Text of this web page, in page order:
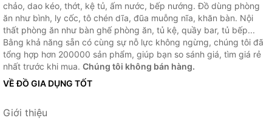
chảo, dao kéo, thớt, kệ tủ, ấm nước, bếp nướng. Đồ dùng phòng
ăn như bình, ly cốc, tô chén dĩa, đũa muỗng nĩa, khăn bàn. Nội
thất phòng ăn như bàn ghế phòng ăn, tủ kệ, quầy bar, tủ bếp...
Bằng khả năng sẵn có cùng sự nỗ lực không ngừng, chúng tôi đã
tổng hợp hơn 200000 sản phẩm, giúp bạn so sánh giá, tìm giá rẻ
nhất trước khi mua. Chúng tôi không bán hàng.
VỀ ĐỒ GIA DỤNG TỐT
Giới thiệu